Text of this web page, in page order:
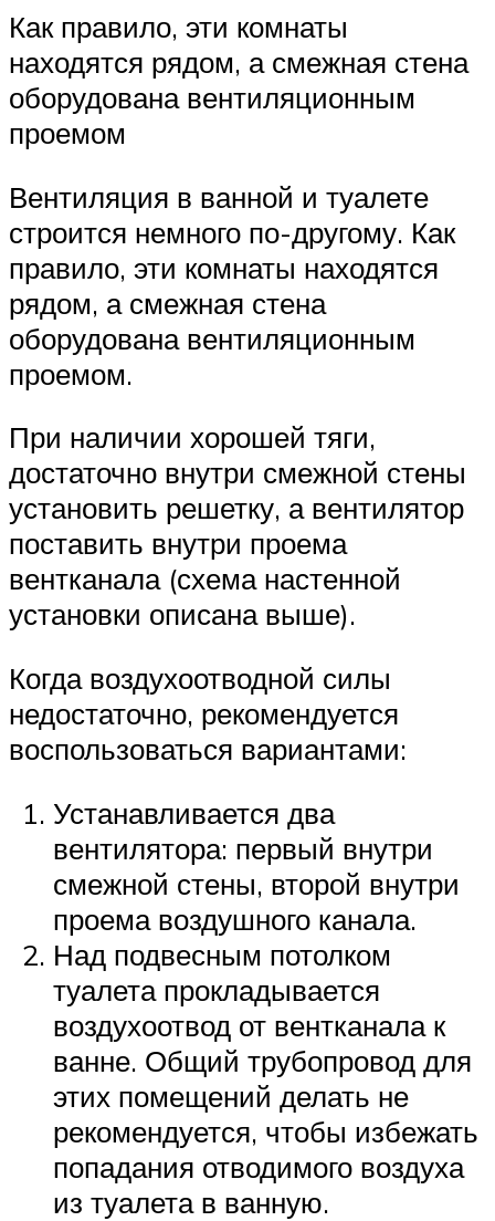
Как правило, эти комнаты
находятся рядом, а смежная стена
оборудована вентиляционным
проемом
Вентиляция в ванной и туалете
строится немного по-другому. Как
правило, эти комнаты находятся
рядом, а смежная стена
оборудована вентиляционным
проемом.
При наличии хорошей тяги,
достаточно внутри смежной стены
установить решетку, а вентилятор
поставить внутри проема
вентканала (схема настенной
установки описана выше).
Когда воздухоотводной силы
недостаточно, рекомендуется
воспользоваться вариантами:
Устанавливается два
вентилятора: первый внутри
смежной стены, второй внутри
проема воздушного канала.
Над подвесным потолком
туалета прокладывается
воздухоотвод от вентканала к
ванне. Общий трубопровод для
этих помещений делать не
рекомендуется, чтобы избежать
попадания отводимого воздуха
из туалета в ванную.